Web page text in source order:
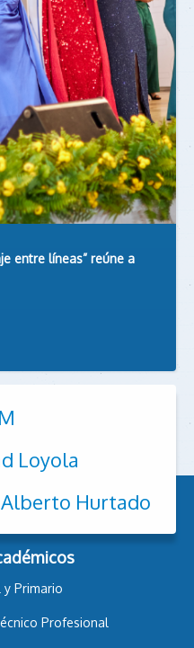
entre líneas” reúne a
Loyola
Hurtado
y Primario
Profesional